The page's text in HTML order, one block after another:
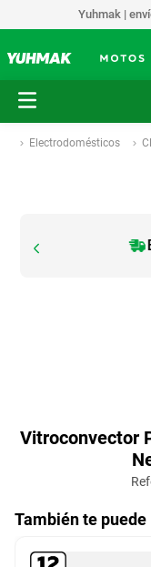
Yuhmak |
Electrodomésticos
Vitroconvector
También te